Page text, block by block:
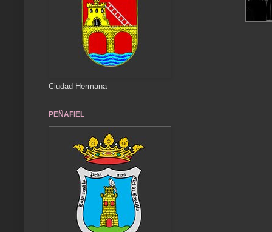
Ciudad Hermana
PEÑAFIEL